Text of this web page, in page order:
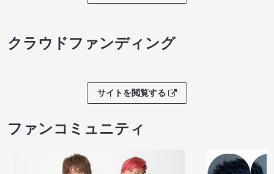
クラウドファンディング
サイトを閲覧する
ファンコミュニティ